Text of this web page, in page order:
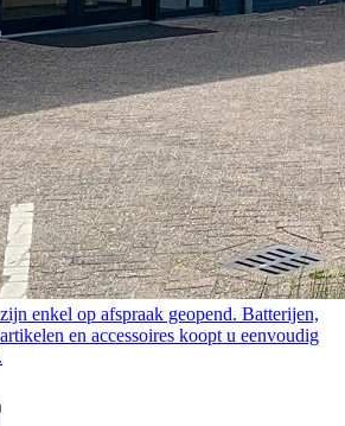
enkel op afspraak geopend. Batterijen,
en accessoires koopt u eenvoudig